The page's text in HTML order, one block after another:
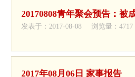
20170808青年聚会预告：被
发表于：2017-08-08 浏览量：4717
2017年08月06日 家事报告